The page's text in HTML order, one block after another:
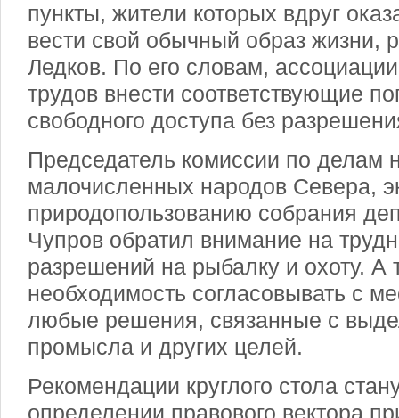
пункты, жители которых вдруг
вести свой обычный образ жизни,
Ледков. По его словам,
трудов внести соответствующие
свободного доступа без
Председатель комиссии по делам
малочисленных народов Севера,
природопользованию собрания
Чупров обратил внимание на
разрешений на рыбалку и охоту. А
необходимость согласовывать с
любые решения, связанные с
промысла и других целей.
Рекомендации круглого стола
определении правового вектора